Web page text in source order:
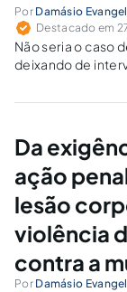
Por Damásio
Destacado em
Não seria o caso
deixando de
essa medida
convivência
Da
ação
lesão
violência
contra a
Por Damásio